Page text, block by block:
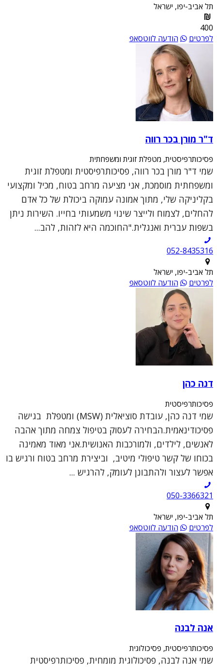
תל אביב-יפו, ישראל
400
לפרטים
הודעה לווטסאפ
ד"ר מורן בכר רווה
פסיכותרפיסטית, מטפלת זוגית ומשפחתית
שמי ד"ר מורן בכר רווה, פסיכותרפיסטית ומטפלת זוגית
ומשפחתית מוסמכת, אני מציעה מרחב בטוח, מכיל ומקצועי
בקליניקה שלי, מתוך אמונה עמוקה ביכולת של כל אדם
להחלים, לצמוח ולייצר שינוי משמעותי בחייו. השירות ניתן
בשפות עברית ואנגלית."החוכמה היא לזהות, להב...
052-8435316
תל אביב-יפו, ישראל
לפרטים
הודעה לווטסאפ
דנה כהן
פסיכותרפיסטית
שמי דנה כהן, עובדת סוציאלית (MSW) ומטפלת בגישה
פסיכודינאמית.הבחירה לעסוק בטיפול צמחה מתוך אהבה
לאנשים, לילדים, ולמורכבות האנושית.אני מאוד מאמינה
בכוחו של קשר טיפולי מיטיב, וביצירת מרחב בטוח ורגיש בו
אפשר לעצור ולהתבונן לעומק, להרגיש ...
050-3366321
תל אביב-יפו, ישראל
לפרטים
הודעה לווטסאפ
אנה לבנה
פסיכותרפיסטית, פסיכולוגית
שמי אנה לבנה, פסיכולוגית מומחית, פסיכותרפיסטית